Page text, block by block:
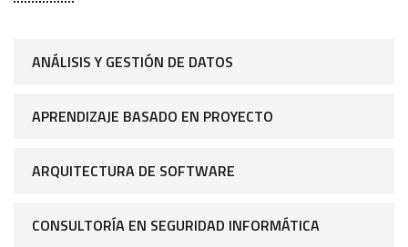
ANÁLISIS Y GESTIÓN DE DATOS
APRENDIZAJE BASADO EN PROYECTO
ARQUITECTURA DE SOFTWARE
CONSULTORÍA EN SEGURIDAD INFORMÁTICA